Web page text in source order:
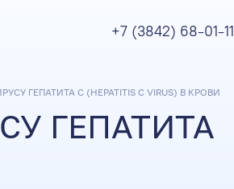
+7 (3842) 68-01-11
ГЕПАТИТА C (HEPATITIS C VIRUS) В КРОВИ
ГЕПАТИТА